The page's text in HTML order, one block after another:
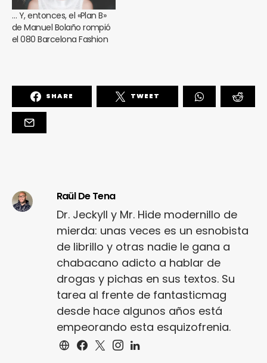
… Y, entonces, el «Plan B»
de Manuel Bolaño rompió
el 080 Barcelona Fashion
SHARE TWEET
Raül De Tena
Dr. Jeckyll y Mr. Hide modernillo de
mierda: unas veces es un esnobista
de librillo y otras nadie le gana a
chabacano adicto a hablar de
drogas y pichas en sus textos. Su
tarea al frente de fantasticmag
desde hace algunos años está
empeorando esta esquizofrenia.